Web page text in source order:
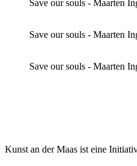
Save our souls - Maarten
Save our souls - Maarten
Save our souls - Maarten
Kunst an der Maas ist eine